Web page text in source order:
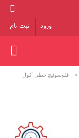
ورود ثبت نام
>
فلوسوئیچ خطی آکول